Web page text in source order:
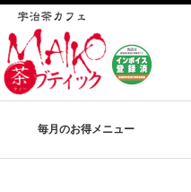
毎月のお得メニュー